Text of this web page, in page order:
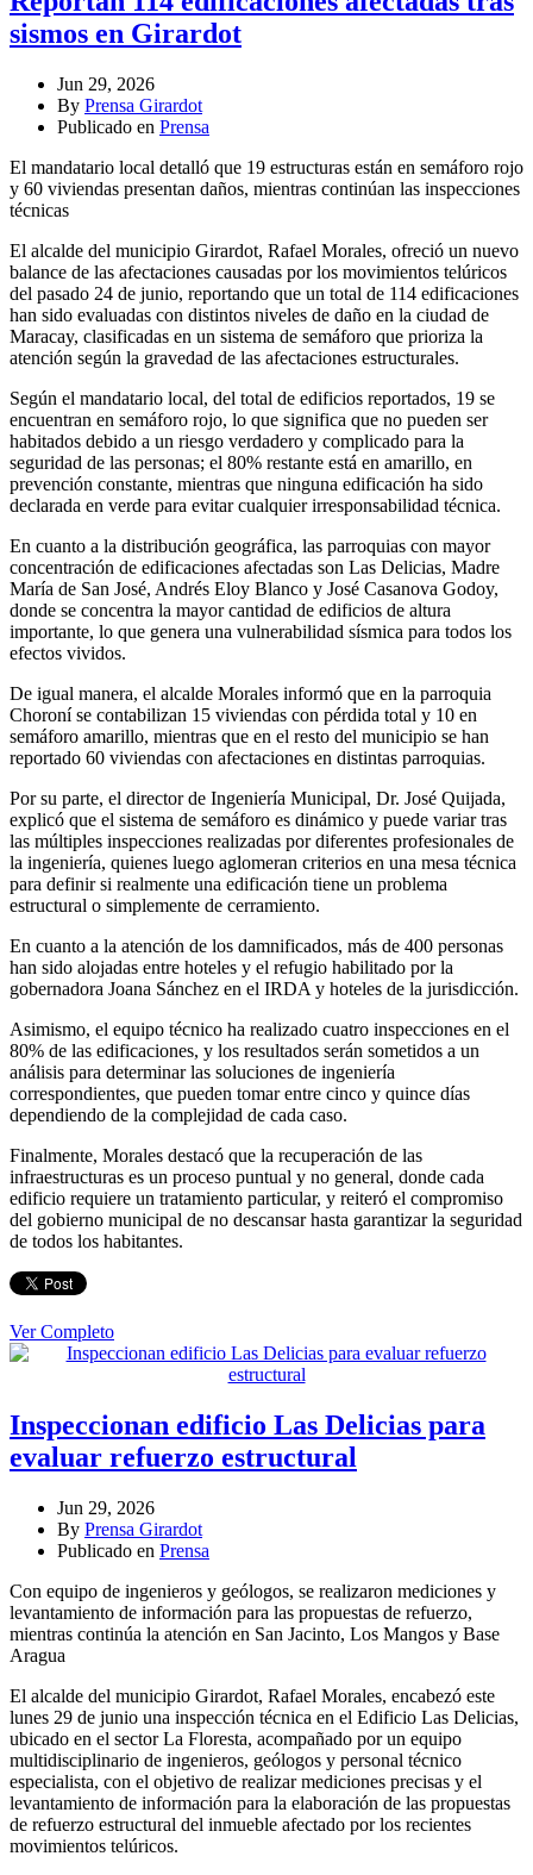
sismos en Girardot
Jun 29, 2026
By Prensa Girardot
Publicado en Prensa
El mandatario local detalló que 19 estructuras están en semáforo rojo
y 60 viviendas presentan daños, mientras continúan las inspecciones
técnicas
El alcalde del municipio Girardot, Rafael Morales, ofreció un nuevo
balance de las afectaciones causadas por los movimientos telúricos
del pasado 24 de junio, reportando que un total de 114 edificaciones
han sido evaluadas con distintos niveles de daño en la ciudad de
Maracay, clasificadas en un sistema de semáforo que prioriza la
atención según la gravedad de las afectaciones estructurales.
Según el mandatario local, del total de edificios reportados, 19 se
encuentran en semáforo rojo, lo que significa que no pueden ser
habitados debido a un riesgo verdadero y complicado para la
seguridad de las personas; el 80% restante está en amarillo, en
prevención constante, mientras que ninguna edificación ha sido
declarada en verde para evitar cualquier irresponsabilidad técnica.
En cuanto a la distribución geográfica, las parroquias con mayor
concentración de edificaciones afectadas son Las Delicias, Madre
María de San José, Andrés Eloy Blanco y José Casanova Godoy,
donde se concentra la mayor cantidad de edificios de altura
importante, lo que genera una vulnerabilidad sísmica para todos los
efectos vividos.
De igual manera, el alcalde Morales informó que en la parroquia
Choroní se contabilizan 15 viviendas con pérdida total y 10 en
semáforo amarillo, mientras que en el resto del municipio se han
reportado 60 viviendas con afectaciones en distintas parroquias.
Por su parte, el director de Ingeniería Municipal, Dr. José Quijada,
explicó que el sistema de semáforo es dinámico y puede variar tras
las múltiples inspecciones realizadas por diferentes profesionales de
la ingeniería, quienes luego aglomeran criterios en una mesa técnica
para definir si realmente una edificación tiene un problema
estructural o simplemente de cerramiento.
En cuanto a la atención de los damnificados, más de 400 personas
han sido alojadas entre hoteles y el refugio habilitado por la
gobernadora Joana Sánchez en el IRDA y hoteles de la jurisdicción.
Asimismo, el equipo técnico ha realizado cuatro inspecciones en el
80% de las edificaciones, y los resultados serán sometidos a un
análisis para determinar las soluciones de ingeniería
correspondientes, que pueden tomar entre cinco y quince días
dependiendo de la complejidad de cada caso.
Finalmente, Morales destacó que la recuperación de las
infraestructuras es un proceso puntual y no general, donde cada
edificio requiere un tratamiento particular, y reiteró el compromiso
del gobierno municipal de no descansar hasta garantizar la seguridad
de todos los habitantes.
Ver Completo
Inspeccionan edificio Las Delicias para
evaluar refuerzo estructural
Jun 29, 2026
By Prensa Girardot
Publicado en Prensa
Con equipo de ingenieros y geólogos, se realizaron mediciones y
levantamiento de información para las propuestas de refuerzo,
mientras continúa la atención en San Jacinto, Los Mangos y Base
Aragua
El alcalde del municipio Girardot, Rafael Morales, encabezó este
lunes 29 de junio una inspección técnica en el Edificio Las Delicias,
ubicado en el sector La Floresta, acompañado por un equipo
multidisciplinario de ingenieros, geólogos y personal técnico
especialista, con el objetivo de realizar mediciones precisas y el
levantamiento de información para la elaboración de las propuestas
de refuerzo estructural del inmueble afectado por los recientes
movimientos telúricos.